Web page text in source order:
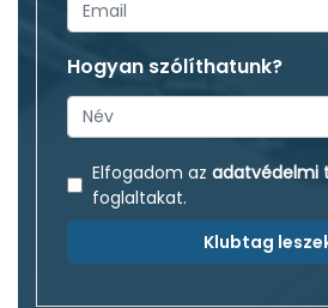
Hogyan szólíthatunk?
Elfogadom az adatvédelmi
foglaltakat.
Klubtag